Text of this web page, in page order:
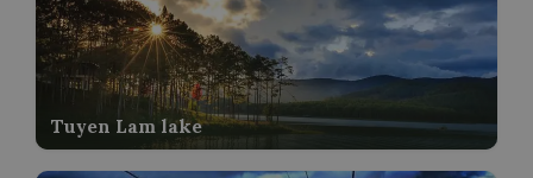
Tuyen Lam lake